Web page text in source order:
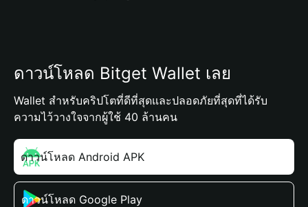
ดาวน์โหลด Bitget Wallet เลย
Wallet สำหรับคริปโตที่ดีที่สุดและปลอดภัยที่สุดที่ได้รับ
ความไว้วางใจจากผู้ใช้ 40 ล้านคน
ดาวน์โหลด Android APK
ดาวน์โหลด Google Play